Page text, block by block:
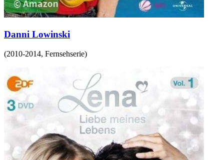
Danni Lowinski
(2010-2014, Fernsehserie)